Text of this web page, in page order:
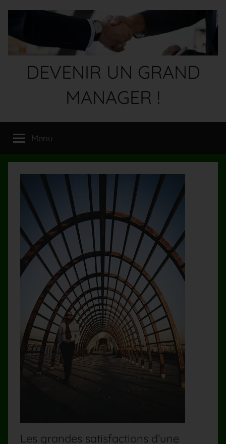
contenu
DEVENIR UN GRAND
MANAGER !
GRAND
!
Menu
Les grandes satisfactions d’une